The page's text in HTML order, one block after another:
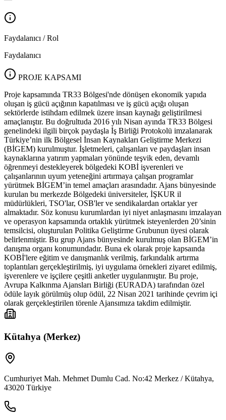
Faydalanıcı / Rol
Faydalanıcı
PROJE KAPSAMI
Proje kapsamında TR33 Bölgesi'nde dönüşen ekonomik yapıda
oluşan iş gücü açığının kapatılması ve iş gücü açığı oluşan
sektörlerde istihdam edilmek üzere insan kaynağı geliştirilmesi
amaçlanıştır. Bu doğrultuda 2016 yılı Nisan ayında TR33 Bölgesi
genelindeki ilgili birçok paydaşla İş Birliği Protokolü imzalanarak
Türkiye’nin ilk Bölgesel İnsan Kaynakları Geliştirme Merkezi
(BİGEM) kurulmuştur. İşletmeleri, çalışanları ve paydaşları insan
kaynaklarına yatırım yapmaları yönünde teşvik eden, devamlı
öğrenmeyi destekleyerek bölgedeki KOBİ işverenleri ve
çalışanlarının uyum yeteneğini artırmaya çalışan programlar
yürütmek BİGEM’in temel amaçları arasındadır. Ajans bünyesinde
kurulan bu merkezde Bölgedeki üniversiteler, İŞKUR il
müdürlükleri, TSO'lar, OSB'ler ve sendikalardan ortaklar yer
almaktadır. Söz konusu kurumlardan iyi niyet anlaşmasını imzalayan
ve operasyon kapsamında ortaklık yürütmek isteyenlerden 20’sinin
temsilcisi, oluşturulan Politika Geliştirme Grubunun üyesi olarak
belirlenmiştir. Bu grup Ajans bünyesinde kurulmuş olan BİGEM’in
danışma organı konumundadır. Buna ek olarak proje kapsaında
KOBİ'lere eğitim ve danışmanlık verilmiş, farkındalık artırma
toplantıları gerçekleştirilmiş, iyi uygulama örnekleri ziyaret edilmiş,
işverenlere ve işçilere çeşitli anketler uygulanmıştır. Bu proje,
Avrupa Kalkınma Ajansları Birliği (EURADA) tarafından özel
ödüle layık görülmüş olup ödül, 22 Nisan 2021 tarihinde çevrim içi
olarak gerçekleştirilen törenle Ajansımıza takdim edilmiştir.
Kütahya (Merkez)
Cumhuriyet Mah. Mehmet Dumlu Cad. No:42 Merkez / Kütahya,
43020 Türkiye